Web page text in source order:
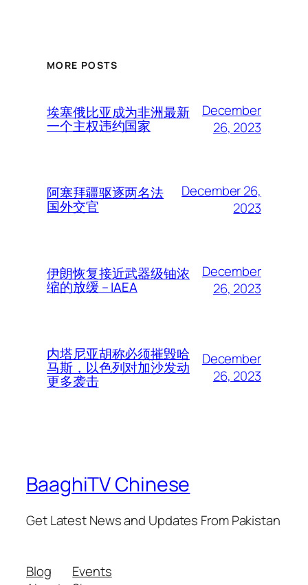
MORE POSTS
埃塞俄比亚成为非洲最新
一个主权违约国家
December
26, 2023
阿塞拜疆驱逐两名法
国外交官
December 26,
2023
伊朗恢复接近武器级铀浓
缩的放缓 – IAEA
December
26, 2023
内塔尼亚胡称必须摧毁哈
马斯，以色列对加沙发动
更多袭击
December
26, 2023
BaaghiTV Chinese
Get Latest News and Updates From Pakistan
Blog
Events